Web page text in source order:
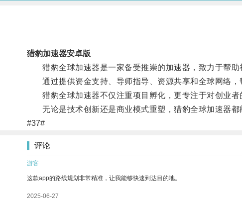
猎豹加速器安卓版
猎豹全球加速器是一家备受推崇的加速器，致力于帮助
通过提供资金支持、导师指导、资源共享和全球网络，
猎豹全球加速器不仅注重项目孵化，更专注于对创业者
无论是技术创新还是商业模式重塑，猎豹全球加速器都
#37#
评论
游客
这款app的路线规划非常精准，让我能够快速到达目的地。
2025-06-27